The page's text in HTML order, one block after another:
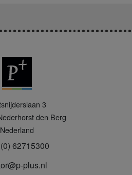
3
den Berg
Nederland
62715300
plus.nl